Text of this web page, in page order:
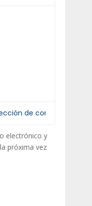
electrónico y
próxima vez